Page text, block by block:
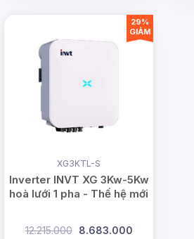
XG3KTL-S
Inverter INVT XG 3Kw-5Kw
hoà lưới 1 pha - Thế hệ mới
12.215.000 8.683.000
29%
GIẢM